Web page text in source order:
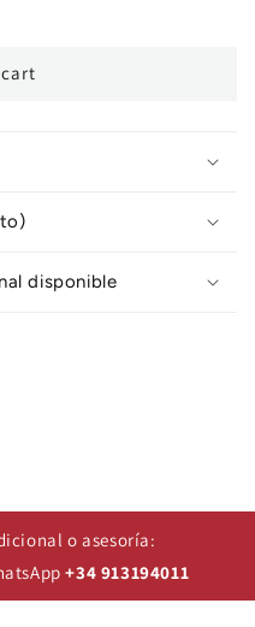
disponible
o asesoría:
+34 913194011